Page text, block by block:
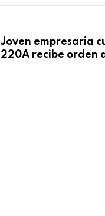
Joven empresaria
220A recibe orden